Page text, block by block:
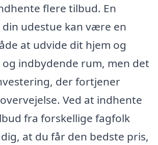
flere tilbud. En
udestue kan være en
at udvide dit hjem og
og indbydende rum, men det
der fortjener
Ved at indhente
fra forskellige fagfolk
at du får den bedste pris,